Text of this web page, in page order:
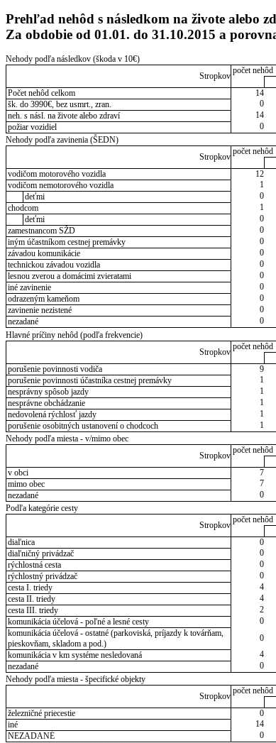
Prehľad nehôd s následkom na živote alebo
Za obdobie od 01.01. do 31.10.2015 a
Nehody podľa následkov (škoda v 10€)
Stropkov
počet nehôd
Počet nehôd celkom
14
šk. do 3990€, bez usmrt., zran.
0
neh. s násl. na živote alebo zdraví
14
požiar vozidiel
0
Nehody podľa zavinenia (ŠEDN)
Stropkov
počet nehôd
vodičom motorového vozidla
12
vodičom nemotorového vozidla
1
deťmi
0
chodcom
1
deťmi
0
zamestnancom SŽD
0
iným účastníkom cestnej premávky
0
závadou komunikácie
0
technickou závadou vozidla
0
lesnou zverou a domácimi zvieratami
0
iné zavinenie
0
odrazeným kameňom
0
zavinenie nezistené
0
nezadané
0
Hlavné príčiny nehôd (podľa frekvencie)
Stropkov
počet nehôd
porušenie povinnosti vodiča
9
porušenie povinnosti účastníka cestnej premávky
1
nesprávny spôsob jazdy
1
nesprávne obchádzanie
1
nedovolená rýchlosť jazdy
1
porušenie osobitných ustanovení o chodcoch
1
Nehody podľa miesta - v/mimo obec
Stropkov
počet nehôd
v obci
7
mimo obec
7
nezadané
0
Podľa kategórie cesty
Stropkov
počet nehôd
diaľnica
0
diaľničný privádzač
0
rýchlostná cesta
0
rýchlostný privádzač
0
cesta I. triedy
4
cesta II. triedy
4
cesta III. triedy
2
komunikácia účelová - poľné a lesné cesty
0
komunikácia účelová - ostatné (parkoviská, príjazdy k továrňam,
pieskovňam, skladom a pod.)
0
komunikácia v km systéme nesledovaná
4
nezadané
0
Nehody podľa miesta - špecifické objekty
Stropkov
počet nehôd
železničné priecestie
0
iné
14
NEZADANÉ
0